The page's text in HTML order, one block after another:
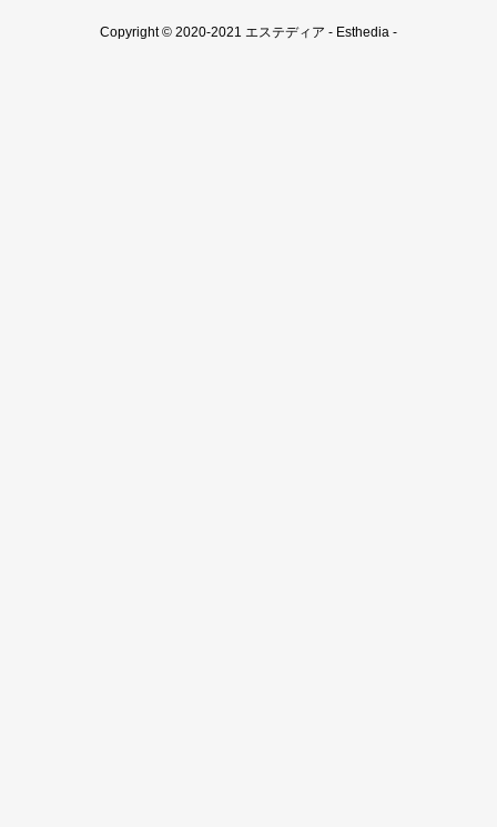
Copyright © 2020-2021 エステディア - Esthedia -